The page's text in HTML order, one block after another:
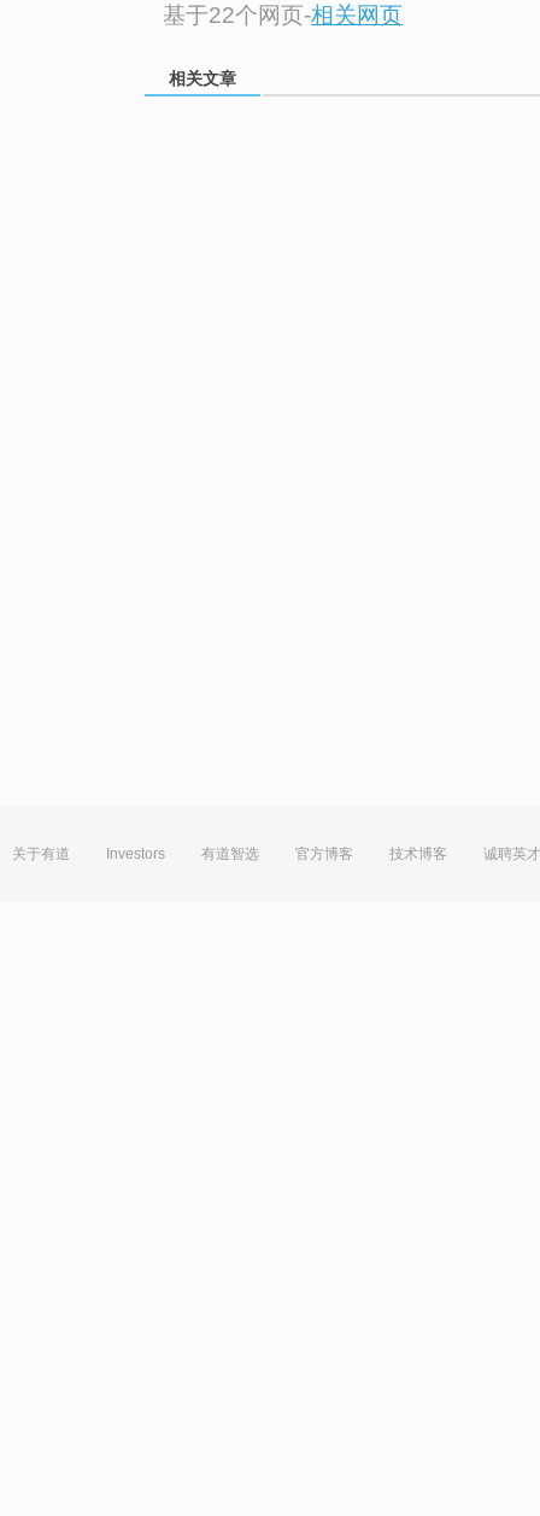
基于22个网页-相关网页
相关文章
关于有道 Investors 有道智选 官方博客 技术博客 诚聘英才